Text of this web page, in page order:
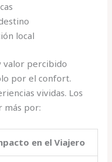
local
valor percibido
por el confort.
vividas. Los
más por:
en el Viajero